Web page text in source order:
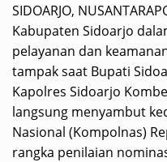
SIDOARJO,
Kabupaten Sidoarjo
pelayanan dan
tampak saat Bupati
Kapolres Sidoarjo
langsung menyambut
Nasional (Kompolnas)
rangka penilaian